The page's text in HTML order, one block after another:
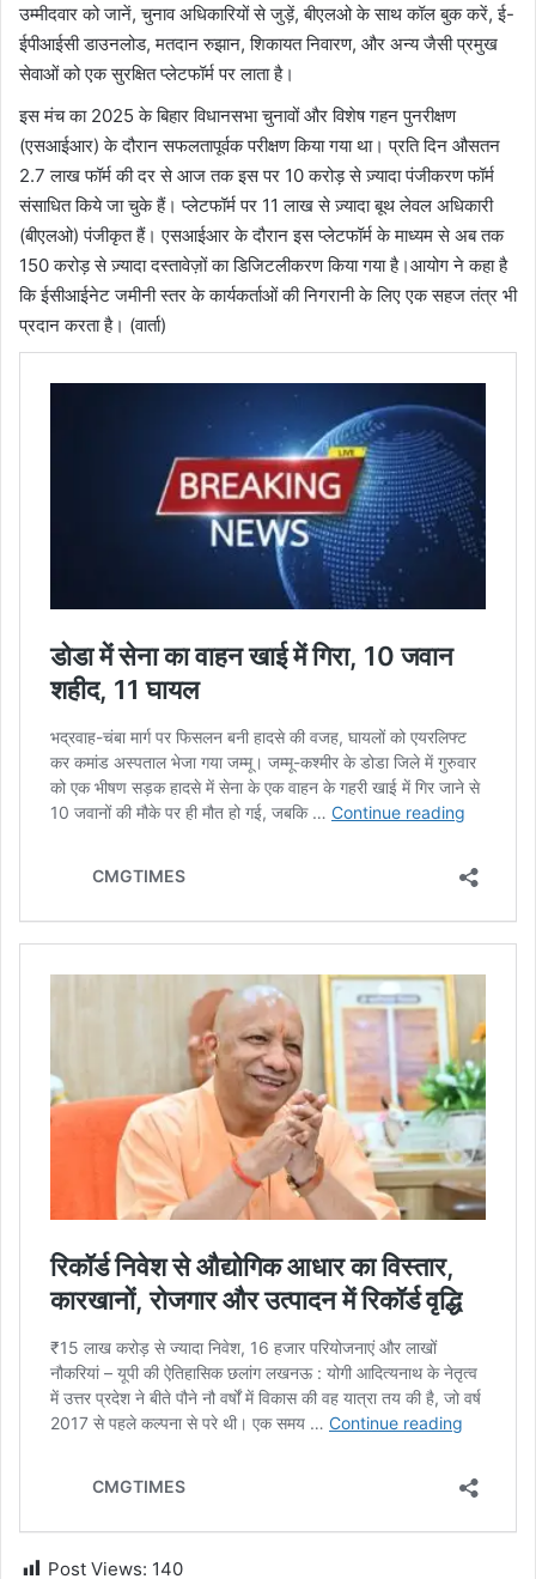
उम्मीदवार को जानें, चुनाव अधिकारियों से जुड़ें, बीएलओ के साथ कॉल बुक करें, ई-
ईपीआईसी डाउनलोड, मतदान रुझान, शिकायत निवारण, और अन्य जैसी प्रमुख
सेवाओं को एक सुरक्षित प्लेटफॉर्म पर लाता है।
इस मंच का 2025 के बिहार विधानसभा चुनावों और विशेष गहन पुनरीक्षण
(एसआईआर) के दौरान सफलतापूर्वक परीक्षण किया गया था। प्रति दिन औसतन
2.7 लाख फॉर्म की दर से आज तक इस पर 10 करोड़ से ज़्यादा पंजीकरण फॉर्म
संसाधित किये जा चुके हैं। प्लेटफॉर्म पर 11 लाख से ज़्यादा बूथ लेवल अधिकारी
(बीएलओ) पंजीकृत हैं। एसआईआर के दौरान इस प्लेटफॉर्म के माध्यम से अब तक
150 करोड़ से ज़्यादा दस्तावेज़ों का डिजिटलीकरण किया गया है।आयोग ने कहा है
कि ईसीआईनेट जमीनी स्तर के कार्यकर्ताओं की निगरानी के लिए एक सहज तंत्र भी
प्रदान करता है। (वार्ता)
Post Views: 140